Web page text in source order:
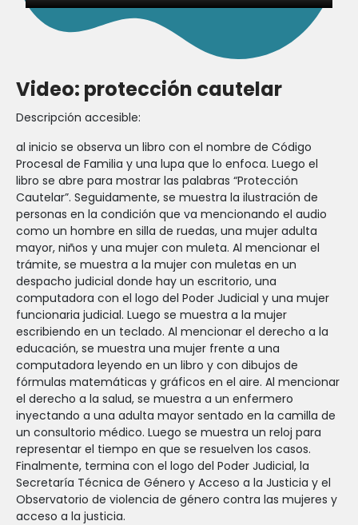
Video: protección cautelar
Descripción accesible:
al inicio se observa un libro con el nombre de Código
Procesal de Familia y una lupa que lo enfoca. Luego el
libro se abre para mostrar las palabras “Protección
Cautelar”. Seguidamente, se muestra la ilustración de
personas en la condición que va mencionando el audio
como un hombre en silla de ruedas, una mujer adulta
mayor, niños y una mujer con muleta. Al mencionar el
trámite, se muestra a la mujer con muletas en un
despacho judicial donde hay un escritorio, una
computadora con el logo del Poder Judicial y una mujer
funcionaria judicial. Luego se muestra a la mujer
escribiendo en un teclado. Al mencionar el derecho a la
educación, se muestra una mujer frente a una
computadora leyendo en un libro y con dibujos de
fórmulas matemáticas y gráficos en el aire. Al mencionar
el derecho a la salud, se muestra a un enfermero
inyectando a una adulta mayor sentado en la camilla de
un consultorio médico. Luego se muestra un reloj para
representar el tiempo en que se resuelven los casos.
Finalmente, termina con el logo del Poder Judicial, la
Secretaría Técnica de Género y Acceso a la Justicia y el
Observatorio de violencia de género contra las mujeres y
acceso a la justicia.